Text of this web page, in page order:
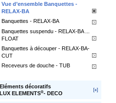
Vue d’ensemble Banquettes -
RELAX-BA
Banquettes - RELAX-BA
Banquettes suspendu - RELAX-BA ...
FLOAT
Banquettes à découper - RELAX-BA-
CUT
Receveurs de douche - TUB
Eléments décoratifs
LUX ELEMENTS®- DECO